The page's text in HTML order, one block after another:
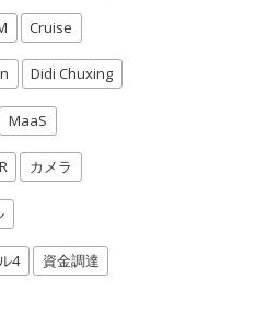
Cruise
Didi Chuxing
MaaS
カメラ
4 資金調達